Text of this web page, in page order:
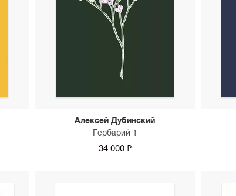
Алексей Дубинский
Гербарий 1
34 000 ₽